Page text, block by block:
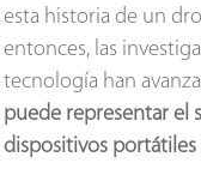
esta historia de un
entonces, las
tecnología han
puede representar el
dispositivos